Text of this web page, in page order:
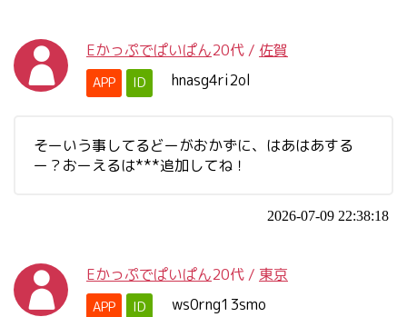
Eかっぷでぱいぱん20代 / 佐賀
APP ID hnasg4ri2ol
そーいう事してるどーがおかずに、はあはあする
ー？おーえるは***追加してね！
2026-07-09 22:38:18
Eかっぷでぱいぱん20代 / 東京
APP ID ws0rng13smo